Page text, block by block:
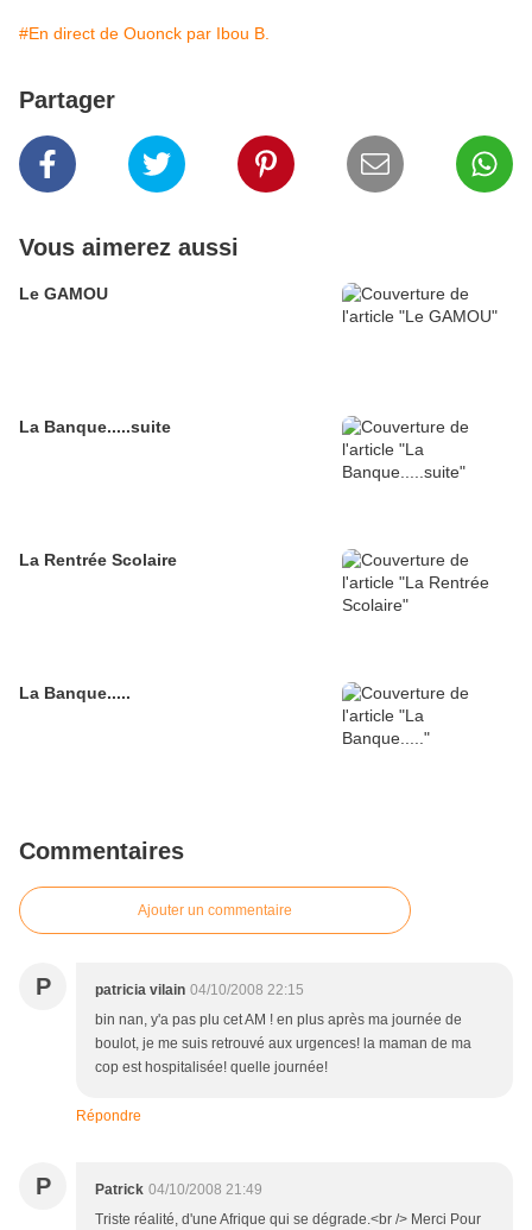
#En direct de Ouonck par Ibou B.
Partager
Vous aimerez aussi
Le GAMOU
La Banque.....suite
La Rentrée Scolaire
La Banque.....
Commentaires
Ajouter un commentaire
P patricia vilain 04/10/2008 22:15
bin nan, y'a pas plu cet AM ! en plus après ma journée de
boulot, je me suis retrouvé aux urgences! la maman de ma
cop est hospitalisée! quelle journée!
Répondre
P Patrick 04/10/2008 21:49
Triste réalité, d'une Afrique qui se dégrade.<br /> Merci Pour